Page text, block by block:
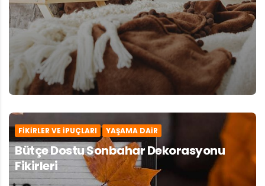
FIKIRLER VE İPUÇLARI YAŞAMA DAIR
Bütçe Dostu Sonbahar Dekorasyonu
Fikirleri